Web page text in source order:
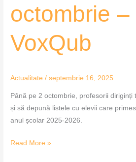
octombrie –
VoxQub
Actualitate /septembrie 16, 2025
Până pe 2 octombrie, profesorii
și să depună listele cu elevii care
anul școlar 2025-2026.
Read More »